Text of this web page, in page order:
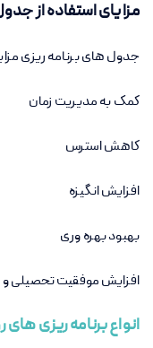
مزایای استفاده از
جدول های برنامه ریزی
کمک به مدیریت زمان
کاهش استرس
افزایش انگیزه
بهبود بهره وری
افزایش موفقیت تحصیلی
انواع برنامه ریزی های